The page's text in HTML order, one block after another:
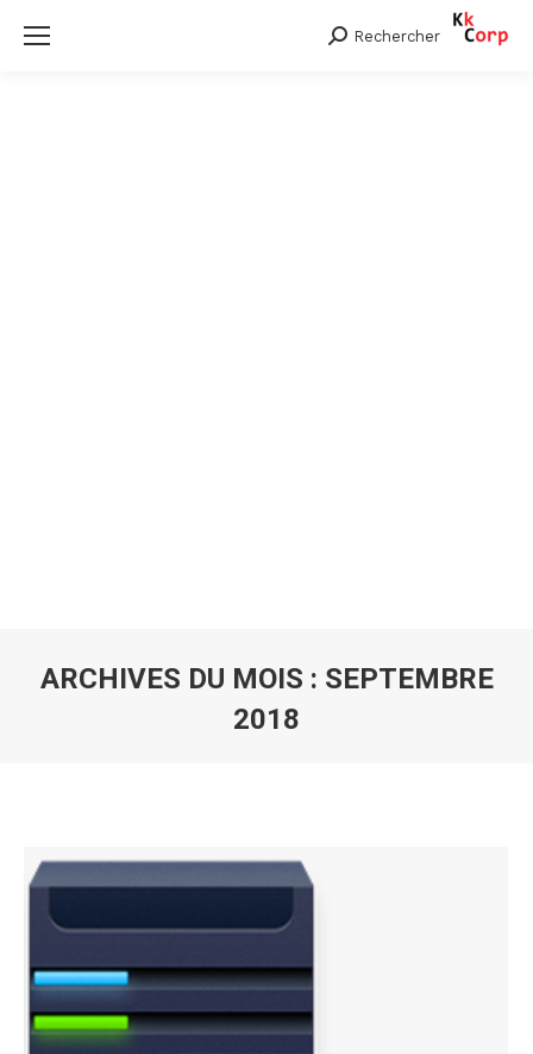
Search:
Rechercher
ARCHIVES DU MOIS : SEPTEMBRE
2018